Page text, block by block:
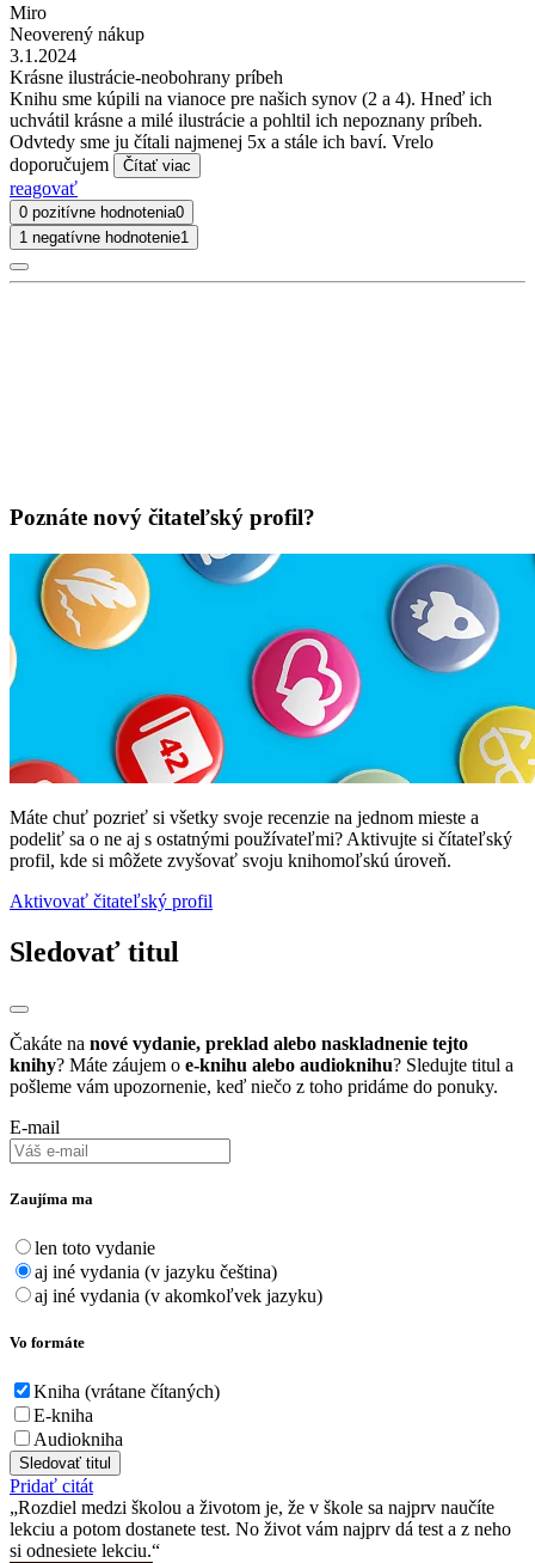
Miro
Neoverený nákup
3.1.2024
Krásne ilustrácie-neobohrany príbeh
Knihu sme kúpili na vianoce pre našich synov (2 a 4). Hneď ich
uchvátil krásne a milé ilustrácie a pohltil ich nepoznany príbeh.
Odvtedy sme ju čítali najmenej 5x a stále ich baví. Vrelo
doporučujem
Čítať viac
reagovať
0 pozitívne hodnotenia0
1 negatívne hodnotenie1
Poznáte nový čitateľský profil?
Máte chuť pozrieť si všetky svoje recenzie na jednom mieste a
podeliť sa o ne aj s ostatnými používateľmi? Aktivujte si čítateľský
profil, kde si môžete zvyšovať svoju knihomoľskú úroveň.
Aktivovať čitateľský profil
Sledovať titul
Čakáte na nové vydanie, preklad alebo naskladnenie tejto
knihy? Máte záujem o e-knihu alebo audioknihu? Sledujte titul a
pošleme vám upozornenie, keď niečo z toho pridáme do ponuky.
E-mail
Zaujíma ma
len toto vydanie
aj iné vydania (v jazyku čeština)
aj iné vydania (v akomkoľvek jazyku)
Vo formáte
Kniha (vrátane čítaných)
E-kniha
Audiokniha
Sledovať titul
Pridať citát
Rozdiel medzi školou a životom je, že v škole sa najprv naučíte
lekciu a potom dostanete test. No život vám najprv dá test a z neho
si odnesiete lekciu.